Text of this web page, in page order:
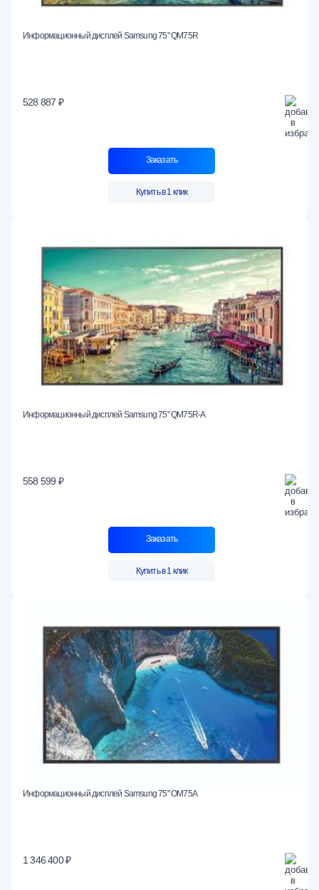
Информационный дисплей Samsung 75" QM75R
528 887 ₽
Заказать
Купить в 1 клик
Информационный дисплей Samsung 75" QM75R-A
558 599 ₽
Заказать
Купить в 1 клик
Информационный дисплей Samsung 75" OM75A
1 346 400 ₽